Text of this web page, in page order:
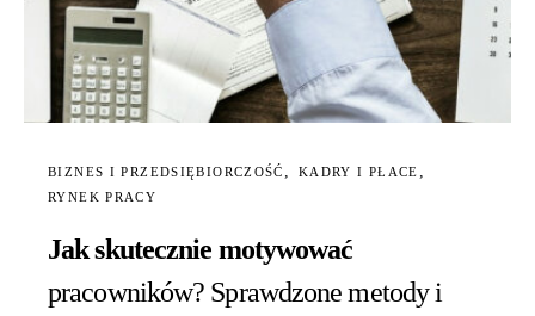
BIZNES I PRZEDSIĘBIORCZOŚĆ
KADRY I PŁACE
RYNEK PRACY
Jak skutecznie motywować
pracowników? Sprawdzone metody i